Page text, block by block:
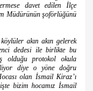
davet edilen İlçe
Müdürünün şoförlüğünü
akın akın gelerek
dedesi ile birlikte bu
olduğu protokol okula
diye o yöne doğru
olan İsmail Kiraz’ı
bizim hocamız İsmail